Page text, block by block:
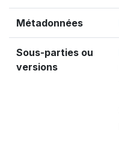
Métadonnées
Sous-parties ou
versions